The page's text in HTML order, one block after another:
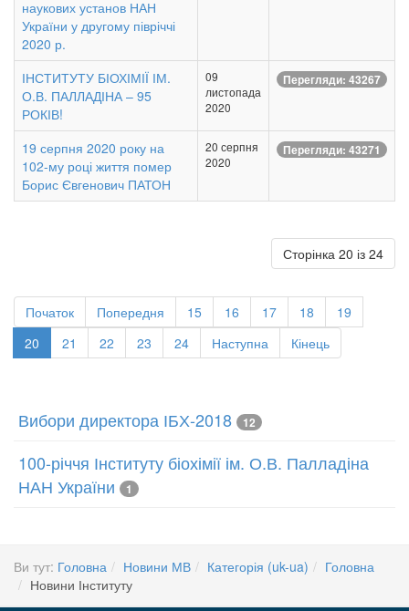
наукових установ НАН
України у другому півріччі
2020 р.
ІНСТИТУТУ БІОХІМІЇ ІМ.
О.В. ПАЛЛАДІНА – 95
РОКІВ!
09
листопада
2020
Перегляди: 43267
19 серпня 2020 року на
102-му році життя помер
Борис Євгенович ПАТОН
20 серпня
2020
Перегляди: 43271
Сторінка 20 із 24
Початок Попередня 15 16 17 18
19
20
21 22 23 24 Наступна Кінець
Вибори директора ІБХ-2018 12
100-річчя Інституту біохімії ім. О.В. Палладіна
НАН України
1
Ви тут: Головна Новини МВ Категорія (uk-ua)
Головна
Новини Інституту